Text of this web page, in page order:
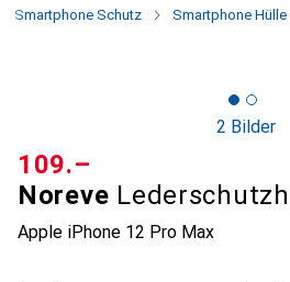
Smartphone Schutz Smartphone Hülle
2 Bilder
Noreve
Apple iPhone 12 Pro Max
CHF
109.–